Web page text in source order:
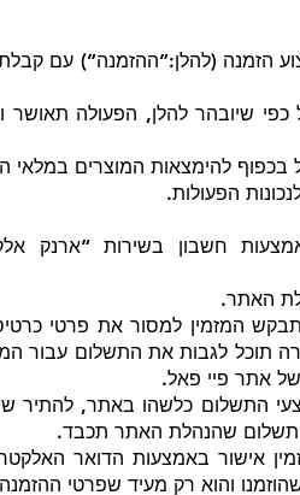
הזמנה (להלן:”ההזמנה”) עם
שיובהר להלן, הפעולה תאושר
בכפוף להימצאות המוצרים
הפעולות.
חשבון בשירות “ארנק
האתר.
המזמין למסור את פרטי
תוכל לגבות את התשלום עבור
אתר פיי פאל.
התשלום כלשהו באתר, להתיר
תשלום שהנהלת האתר תכבד.
אישור באמצעות הדואר
והוא רק מעיד שפרטי